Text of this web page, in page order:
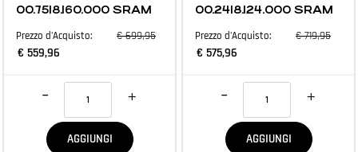
00.7518.160.000 SRAM
Prezzo d'Acquisto: € 699,95
€ 559,96
AGGIUNGI
00.2418.124.000 SRAM
Prezzo d'Acquisto: € 719,95
€ 575,96
AGGIUNGI